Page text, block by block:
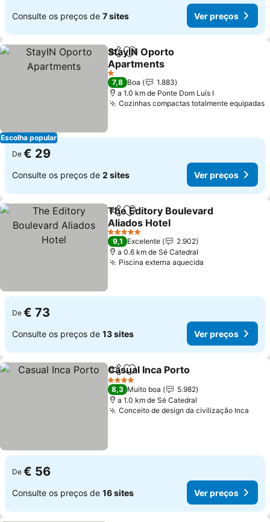
Consulte os preços de 7 sites Ver preços
Escolha popular
PartilharAdicionar aos favoritos
StayIN Oporto
Apartments
Ver preços
1 Estrelas
7,8 Boa
1.883
a 1.0 km de Ponte Dom Luís I
Cozinhas compactas totalmente equipadas
De € 29
Consulte os preços de 2 sites Ver preços
PartilharAdicionar aos favoritos
The Editory Boulevard
Aliados Hotel
Ver preços
5 Estrelas
9,1 Excelente
2.902
a 0.6 km de Sé Catedral
Piscina externa aquecida
De € 73
Consulte os preços de 13 sites Ver preços
PartilharAdicionar aos favoritos
Casual Inca Porto
4 Estrelas
8,3 Muito boa
5.982
a 1.0 km de Sé Catedral
Conceito de design da civilização Inca
De € 56
Consulte os preços de 16 sites Ver preços